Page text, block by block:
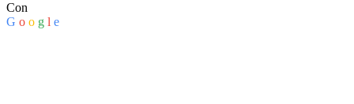
Con
G o o g l e